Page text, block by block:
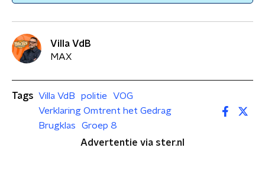
Villa VdB
MAX
Tags Villa VdB politie
VOG
Verklaring Omtrent het Gedrag
Brugklas
Groep 8
Advertentie via ster.nl